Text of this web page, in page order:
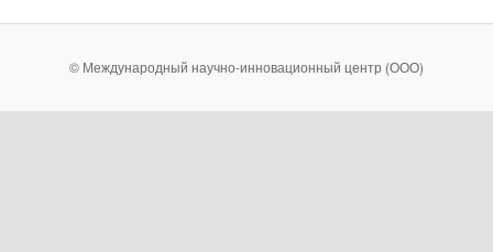
© Международный научно-инновационный центр (ООО)